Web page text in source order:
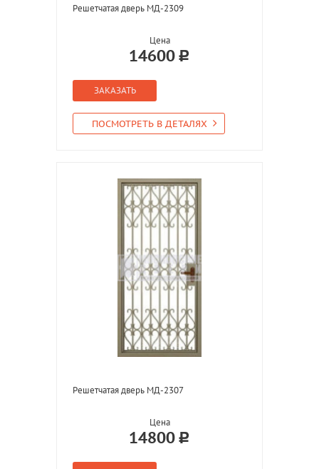
Решетчатая дверь МД-2309
Цена
14600
ЗАКАЗАТЬ
ПОСМОТРЕТЬ В ДЕТАЛЯХ
Решетчатая дверь МД-2307
Цена
14800